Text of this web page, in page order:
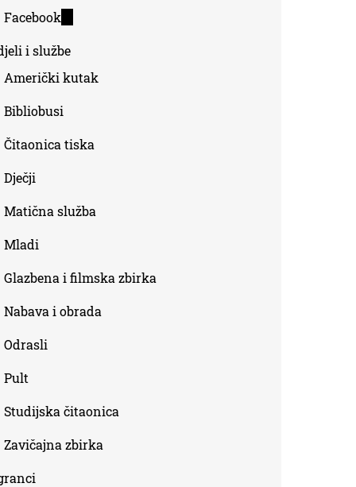
external)
Facebook
external)
i službe
Američki kutak
Bibliobusi
Čitaonica tiska
Dječji
Matična služba
Mladi
Glazbena i filmska zbirka
Nabava i obrada
Odrasli
Pult
Studijska čitaonica
Zavičajna zbirka